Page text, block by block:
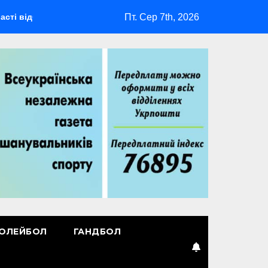
мультиспортивний табір ГАРТ 2026 – як долучитися
Пт. Сер 7th, 2026
ГАНДБОЛ